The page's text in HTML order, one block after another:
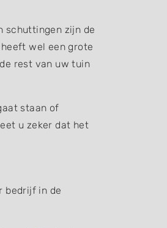
schuttingen zijn de
wel een grote
rest van uw tuin
staan of
u zeker dat het
bedrijf in de